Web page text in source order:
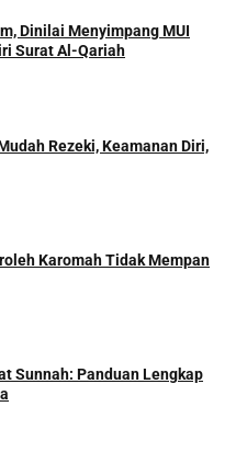
Dinilai Menyimpang MUI
Surat Al-Qariah
Rezeki, Keamanan Diri,
Karomah Tidak Mempan
Sunnah: Panduan Lengkap